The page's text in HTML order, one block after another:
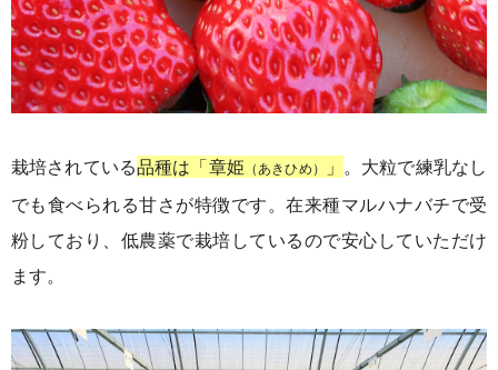
栽培されている品種は「章姫 （あきひめ） 」 。大粒で練乳なし
でも食べられる甘さが特徴です。在来種マルハナバチで受
粉しており、低農薬で栽培しているので安心していただけ
ます。